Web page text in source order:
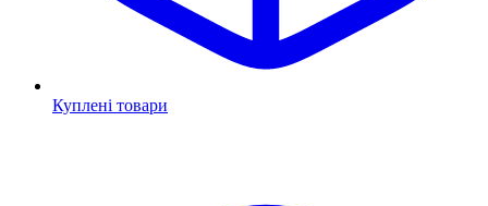
Куплені товари